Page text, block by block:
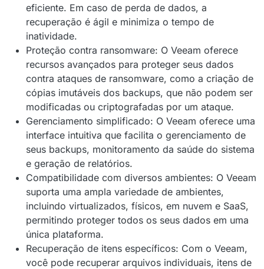
eficiente. Em caso de perda de dados, a
recuperação é ágil e minimiza o tempo de
inatividade.
Proteção contra ransomware: O Veeam oferece
recursos avançados para proteger seus dados
contra ataques de ransomware, como a criação de
cópias imutáveis dos backups, que não podem ser
modificadas ou criptografadas por um ataque.
Gerenciamento simplificado: O Veeam oferece uma
interface intuitiva que facilita o gerenciamento de
seus backups, monitoramento da saúde do sistema
e geração de relatórios.
Compatibilidade com diversos ambientes: O Veeam
suporta uma ampla variedade de ambientes,
incluindo virtualizados, físicos, em nuvem e SaaS,
permitindo proteger todos os seus dados em uma
única plataforma.
Recuperação de itens específicos: Com o Veeam,
você pode recuperar arquivos individuais, itens de